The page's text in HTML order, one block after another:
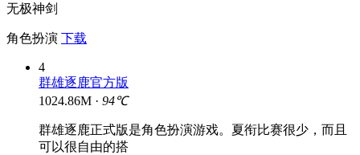
无极神剑
角色扮演 下载
4
群雄逐鹿官方版
1024.86M · 94℃
群雄逐鹿正式版是角色扮演游戏。夏衔比赛很少，而且
可以很自由的搭